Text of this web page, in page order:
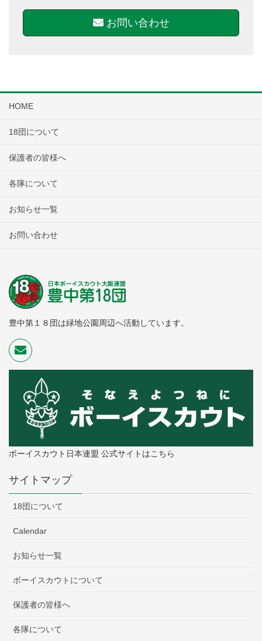
お問い合わせ
HOME
18団について
保護者の皆様へ
各隊について
お知らせ一覧
お問い合わせ
豊中第１８団は緑地公園周辺へ活動しています。
ボーイスカウト日本連盟 公式サイトはこちら
サイトマップ
18団について
Calendar
お知らせ一覧
ボーイスカウトについて
保護者の皆様へ
各隊について